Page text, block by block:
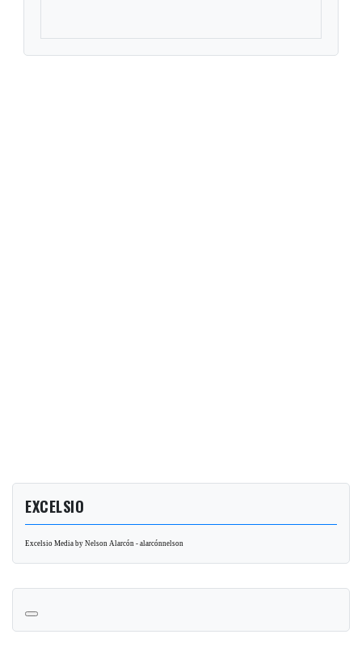
EXCELSIO
Excelsio Media by Nelson Alarcón - alarcónnelson